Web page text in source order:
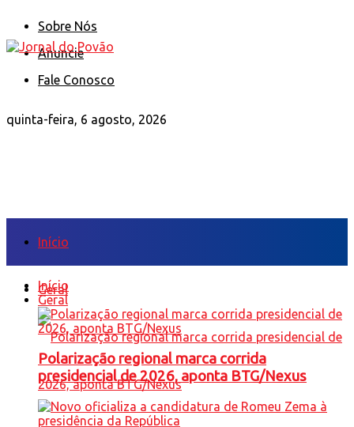
Sobre Nós
Anuncie
Fale Conosco
quinta-feira, 6 agosto, 2026
Início
Geral
Início
Geral
Polarização regional marca corrida
presidencial de 2026, aponta BTG/Nexus